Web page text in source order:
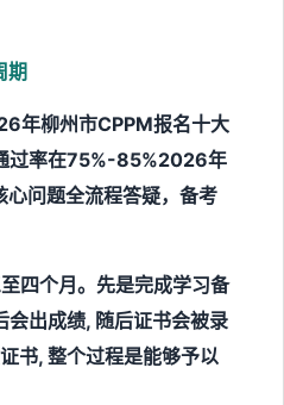
期
年柳州市CPPM报名十大
过率在75%-85%2026年
问题全流程答疑，备考
四个月。先是完成学习备
会出成绩, 随后证书会被录
书, 整个过程是能够予以